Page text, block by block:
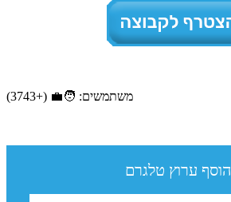
משתמשים: 🧑‍💼 (+3743)
הוסף ערוץ טלגרם